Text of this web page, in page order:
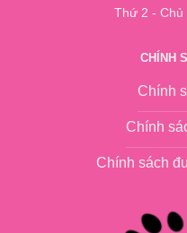
Thứ 2 - Chủ
CHÍNH
Chính
Chính
Chính sách